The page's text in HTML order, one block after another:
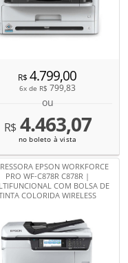
R$4.799,00
6x de R$ 799,83
ou
R$4.463,07
no boleto à vista
EPSON WORKFORCE
PRO WF-C878R C878R |
COM BOLSA DE
COLORIDA WIRELESS